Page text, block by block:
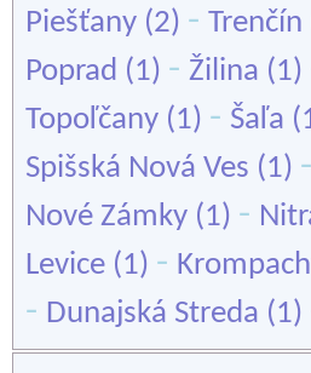
Piešťany (2) - Trenčín
Poprad (1) - Žilina (1)
Topoľčany (1) - Šaľa
Spišská Nová Ves (1) -
Nové Zámky (1) -
Levice (1) -
- Dunajská Streda (1)